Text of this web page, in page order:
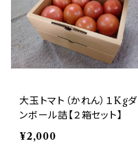
大玉トマト（かれん）１Kgダ
ンボール詰【２箱セット】
¥2,000